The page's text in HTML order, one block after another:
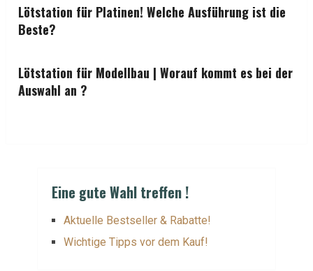
Lötstation für Platinen! Welche Ausführung ist die
Beste?
Lötstation für Modellbau | Worauf kommt es bei der
Auswahl an ?
Eine gute Wahl treffen !
Aktuelle Bestseller & Rabatte!
Wichtige Tipps vor dem Kauf!